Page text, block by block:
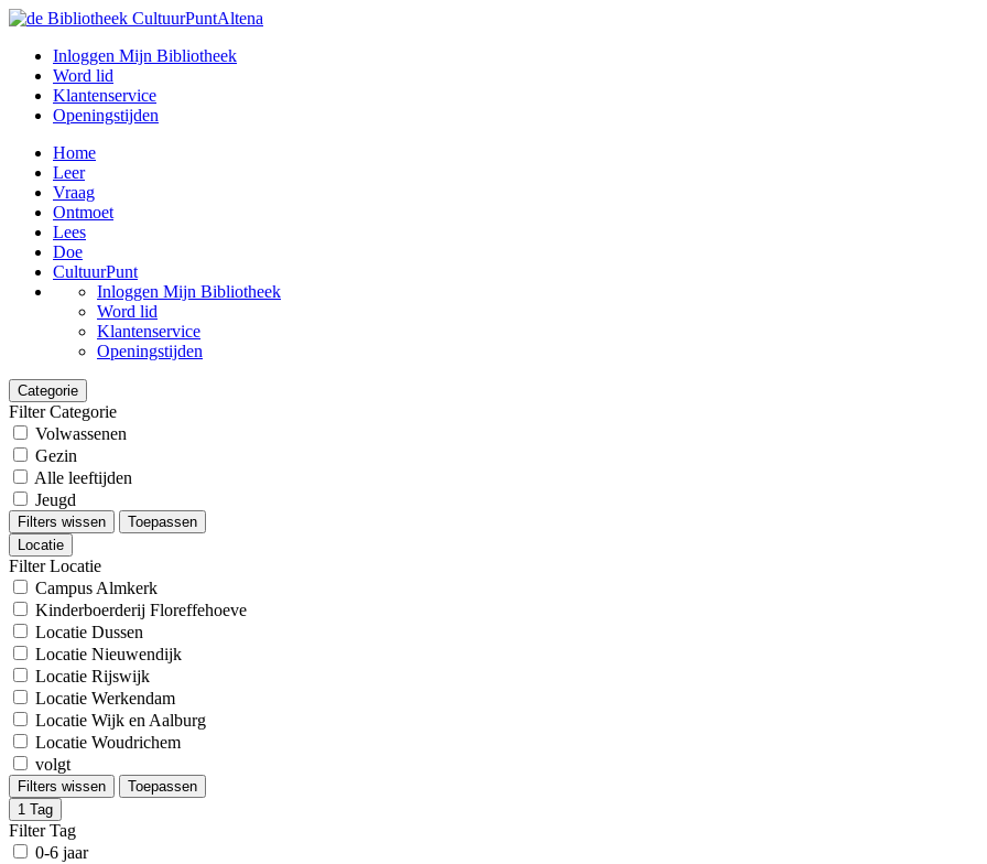
Inloggen Mijn Bibliotheek
Word lid
Klantenservice
Openingstijden
Home
Leer
Vraag
Ontmoet
Lees
Doe
CultuurPunt
Inloggen Mijn Bibliotheek
Word lid
Klantenservice
Openingstijden
Categorie
Filter Categorie
Volwassenen
Gezin
Alle leeftijden
Jeugd
Filters wissen
Toepassen
Locatie
Filter Locatie
Campus Almkerk
Kinderboerderij Floreffehoeve
Locatie Dussen
Locatie Nieuwendijk
Locatie Rijswijk
Locatie Werkendam
Locatie Wijk en Aalburg
Locatie Woudrichem
volgt
Filters wissen
Toepassen
1 Tag
Filter Tag
0-6 jaar